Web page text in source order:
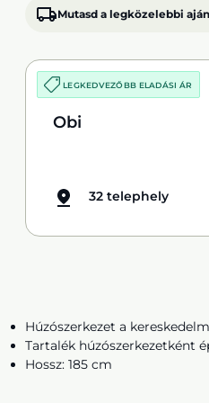
Mutasd a legközelebbi
LEGKEDVEZŐBB ELADÁSI ÁR
Obi
32 telephely
Húzószerkezet a
Tartalék húzószerkezetként
Hossz: 185 cm